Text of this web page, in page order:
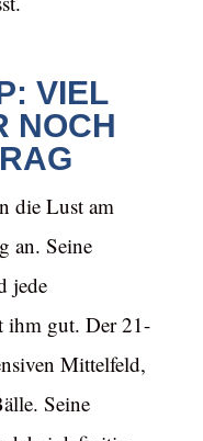
VIEL
NOCH
die Lust am
an. Seine
jede
ihm gut. Der 21-
Mittelfeld,
Seine